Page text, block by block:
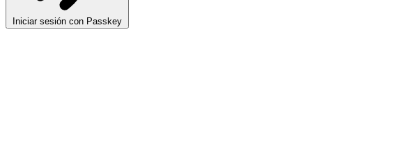
Iniciar sesión con Passkey